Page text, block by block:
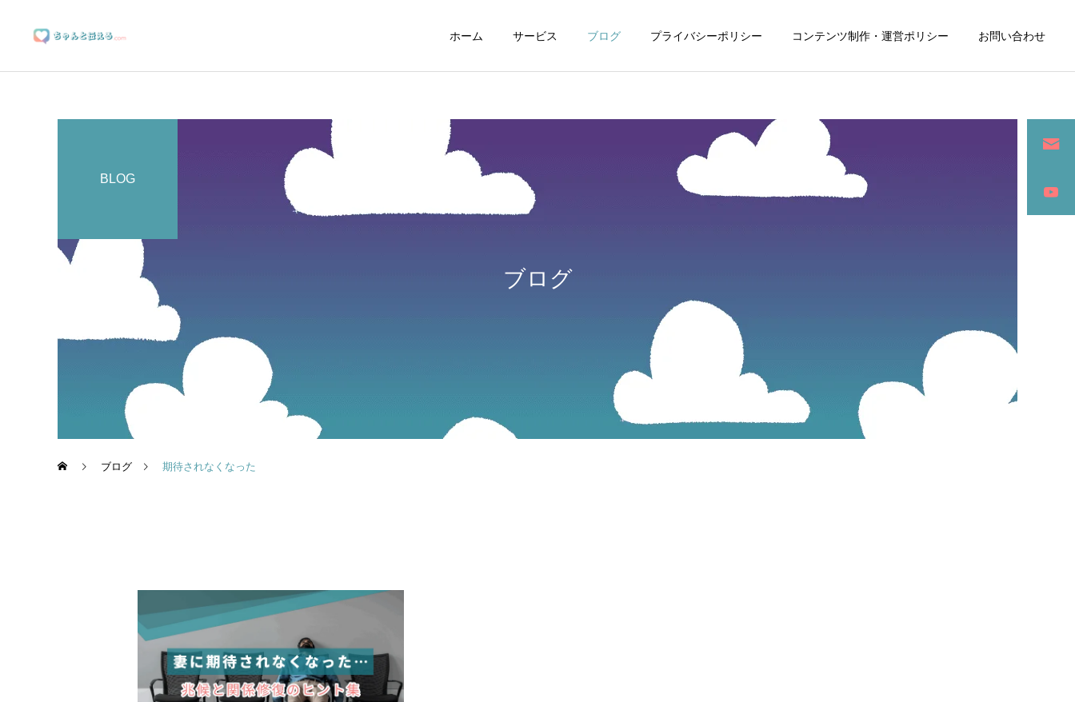
ホーム サービス ブログ プライバシーポリシー コンテンツ制作・運営ポリシー お問い合わせ
詳細を見る
ブランディングサポート グラフィックデザイン SEO / セールスライティング
ブログ
BLOG
ブログ 期待されなくなった